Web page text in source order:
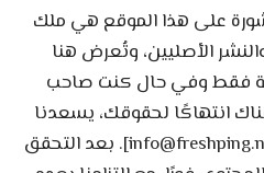
على هذا الموقع هي ملك
الأصليين، وتُعرض هنا
فقط وفي حال كنت صاحب
انتهاكًا لحقوقك، يسعدنا
من خلال [info@freshping.net]. بعد التحقق